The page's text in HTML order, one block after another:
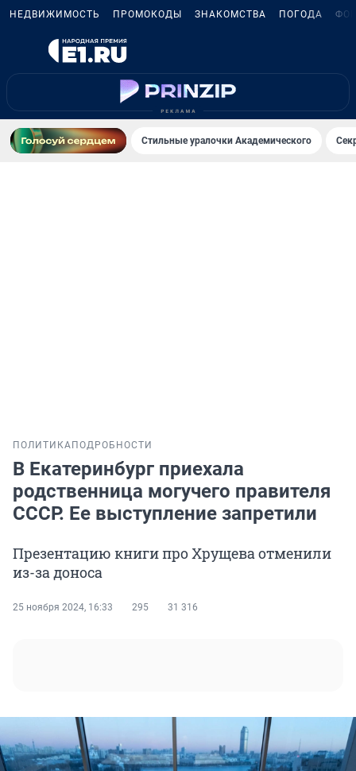
НЕДВИЖИМОСТЬ ПРОМОКОДЫ ЗНАКОМСТВА ПОГОДА
Стильные уралочки Академического
ПОЛИТИКА ПОДРОБНОСТИ
В Екатеринбург приехала
родственница могучего правителя
СССР. Ее выступление запретили
Презентацию книги про Хрущева отменили
из-за доноса
25 ноября 2024, 16:33 295 31 316